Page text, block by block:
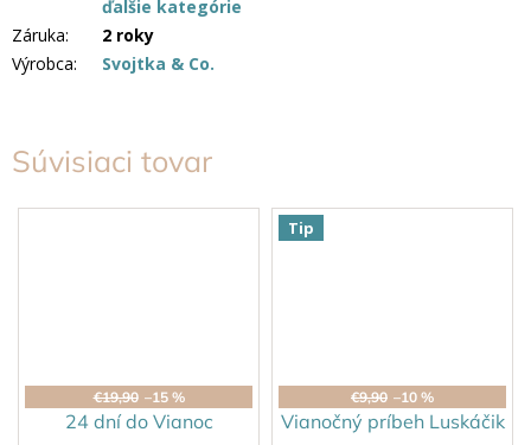
Súvisiaci tovar
€19,90 –15 %
24 dní do Vianoc
Tip
€9,90 –10 %
Vianočný príbeh Luskáčik
ďalšie kategórie
Záruka:
2 roky
Výrobca: Svojtka & Co.